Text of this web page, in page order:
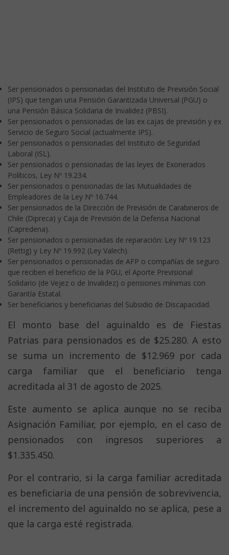
Ser pensionados o pensionadas del Instituto de Previsión Social
(IPS) que tengan una Pensión Garantizada Universal (PGU) o
una Pensión Básica Solidaria de Invalidez (PBSI).
Ser pensionados o pensionadas de las ex cajas de previsión y ex
Servicio de Seguro Social (actualmente IPS).
Ser pensionados o pensionadas del Instituto de Seguridad
Laboral (ISL).
Ser pensionados o pensionadas de las leyes de Exonerados
Políticos, Ley Nº 19.234.
Ser pensionados o pensionadas de las Mutualidades de
Empleadores de la Ley Nº 16.744.
Ser pensionados de la Dirección de Previsión de Carabineros de
Chile (Dipreca) y Caja de Previsión de la Defensa Nacional
(Capredena).
Ser pensionados o pensionadas de reparación: Ley Nº 19.123
(Rettig) y Ley Nº 19.992 (Ley Valech).
Ser pensionados o pensionadas de AFP o compañías de seguro
que reciben el beneficio de la PGU, el Aporte Previsional
Solidario (de Vejez o de Invalidez) o pensiones mínimas con
Garantía Estatal.
Ser beneficiarios y beneficiarias del Subsidio de Discapacidad.
El monto base del aguinaldo es de Fiestas
Patrias para pensionados es de $25.280. A esto
se suma un incremento de $12.969 por cada
carga familiar que el beneficiario tenga
acreditada al 31 de agosto de 2025.
Este aumento se aplica aunque no se reciba
Asignación Familiar, por ejemplo, en el caso de
pensionados con ingresos superiores a
$1.335.450.
Por el contrario, si la carga familiar acreditada
es beneficiaria de una pensión de sobrevivencia,
el incremento del aguinaldo no se aplica, pese a
que la carga esté registrada.